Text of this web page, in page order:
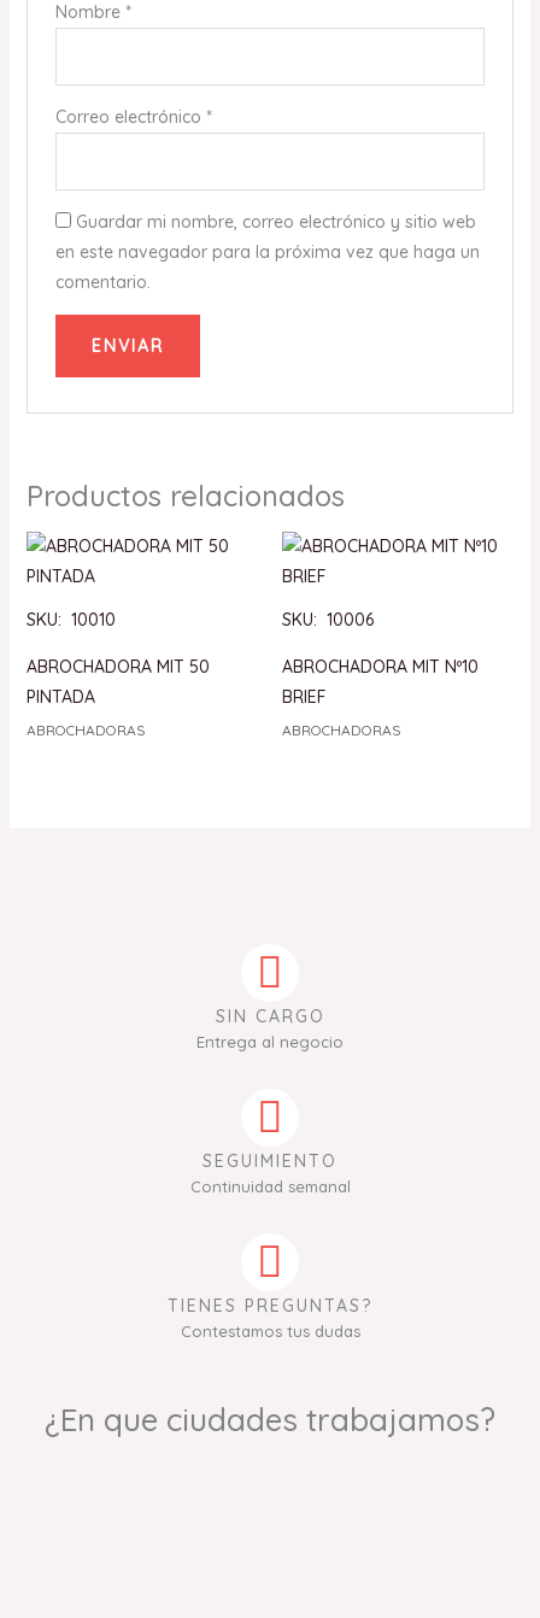
Nombre *
Correo electrónico *
Guardar mi nombre, correo electrónico y sitio web
en este navegador para la próxima vez que haga un
comentario.
Productos relacionados
SKU: 10010
ABROCHADORA MIT 50
PINTADA
ABROCHADORAS
SKU: 10006
ABROCHADORA MIT Nº10
BRIEF
ABROCHADORAS
SIN CARGO
Entrega al negocio
SEGUIMIENTO
Continuidad semanal
TIENES PREGUNTAS?
Contestamos tus dudas
¿En que ciudades trabajamos?